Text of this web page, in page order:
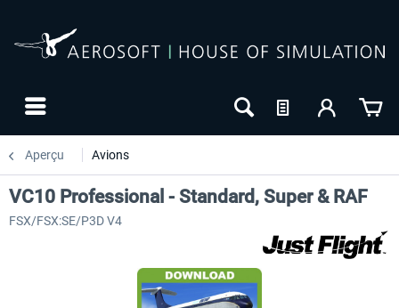
Aperçu Avions
VC10 Professional - Standard, Super & RAF
FSX/FSX:SE/P3D V4